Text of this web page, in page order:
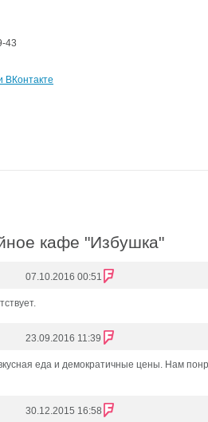
43
ВКонтакте
кафе "Избушка"
07.10.2016 00:51
23.09.2016 11:39
еда и демократичные цены. Нам
30.12.2015 16:58